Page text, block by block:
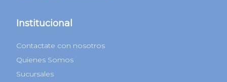
Institucional
Contactate con nosotros
Quienes Somos
Sucursales